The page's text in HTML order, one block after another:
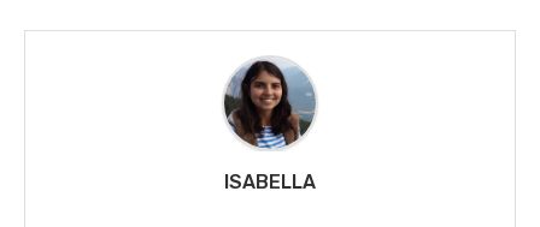
ISABELLA